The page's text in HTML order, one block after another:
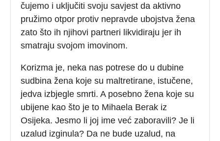
čujemo i uključiti svoju savjest da aktivno
pružimo otpor protiv nepravde ubojstva žena
zato što ih njihovi partneri likvidiraju jer ih
smatraju svojom imovinom.
Korizma je, neka nas potrese do u dubine
sudbina žena koje su maltretirane, istučene,
jedva izbjegle smrti. A posebno žena koje su
ubijene kao što je to Mihaela Berak iz
Osijeka. Jesmo li joj ime već zaboravili? Je li
uzalud izginula? Da ne bude uzalud, na